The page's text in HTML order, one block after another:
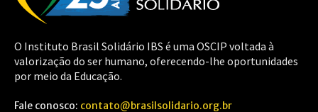
O Instituto Brasil Solidário IBS é uma OSCIP voltada à
valorização do ser humano, oferecendo-lhe oportunidades
por meio da Educação.
Fale conosco: contato@brasilsolidario.org.br